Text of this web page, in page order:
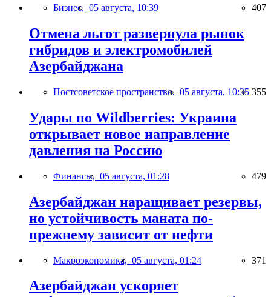
Бизнес, 05 августа, 10:39 407
Отмена льгот развернула рынок
гибридов и электромобилей
Азербайджана
Постсоветское пространство, 05 августа, 10:35 355
Удары по Wildberries: Украина
открывает новое направление
давления на Россию
Финансы, 05 августа, 01:28 479
Азербайджан наращивает резервы,
но устойчивость маната по-
прежнему зависит от нефти
Макроэкономика, 05 августа, 01:24 371
Азербайджан ускоряет